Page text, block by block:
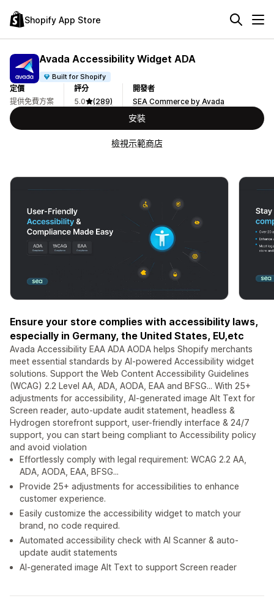
Shopify App Store
Avada Accessibility Widget ADA
Built for Shopify
定價
提供免費方案
評分
5.0
(289)
開發者
SEA Commerce by Avada
安裝
檢視示範商店
Ensure your store complies with accessibility laws,
especially in Germany, the United States, EU,etc
Avada Accessibility EAA ADA AODA helps Shopify merchants
meet essential standards by AI-powered Accessibility widget
solutions. Support the Web Content Accessibility Guidelines
(WCAG) 2.2 Level AA, ADA, AODA, EAA and BFSG... With 25+
adjustments for accessibility, AI-generated image Alt Text for
Screen reader, auto-update audit statement, headless &
Hydrogen storefront support, user-friendly interface & 24/7
support, you can start being compliant to Accessibility policy
and avoid violation
Effortlessly comply with legal requirement: WCAG 2.2 AA,
ADA, AODA, EAA, BFSG...
Provide 25+ adjustments for accessibilities to enhance
customer experience.
Easily customize the accessibility widget to match your
brand, no code required.
Automated accessibility check with AI Scanner & auto-
update audit statements
AI-generated image Alt Text to support Screen reader